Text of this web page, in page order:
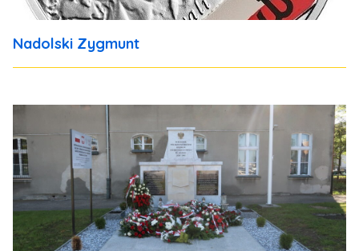
Nadolski Zygmunt